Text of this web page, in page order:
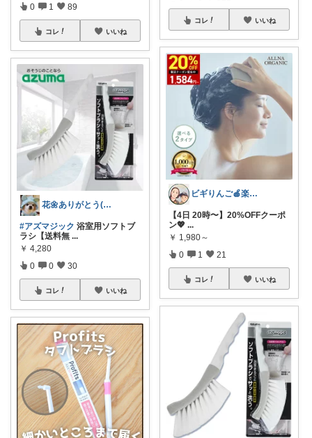
0 1 89
コレ いいね
花🌼ありがとう(*･ω･)*_ _)ﾍ
#アズマジック 浴室用ソフトブ
ラシ【送料無 ...
￥ 4,280
0 0 30
コレ いいね
コレ いいね
ビギりんご🍎楽する暮らし🏠
【4日 20時〜】20%OFFクーポ
ン💖 ...
￥ 1,980～
0 1 21
コレ いいね